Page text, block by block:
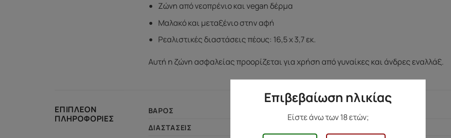
Ζώνη από νεοπρένιο και vegan δέρμα
Μαλακό και μεταξένιο στην αφή
Ρεαλιστικές διαστάσεις πέους: 16,5 x 3,7 εκ.
Αυτή η ζώνη ασφαλείας προορίζεται για χρήση από γυναίκες και άνδρες εναλλάξ.
ΕΠΙΠΛΈΟΝ
ΠΛΗΡΟΦΟΡΊΕΣ
ΒΆΡΟΣ
ΔΙΑΣΤΆΣΕΙΣ
Επιβεβαίωση ηλικίας
Είστε άνω των 18 ετών;